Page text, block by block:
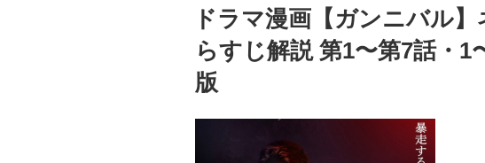
稿
日:
ドラマ漫画【ガンニバル
らすじ解説 第1〜第7話・1
版